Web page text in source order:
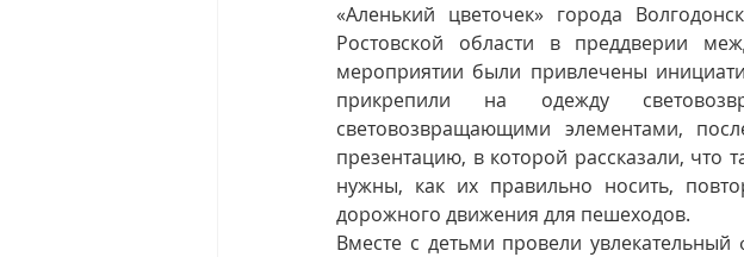
«Аленький цветочек» города
Ростовской области в преддверии
мероприятии были привлечены
прикрепили на одежду
световозвращающими элементами,
презентацию, в которой рассказали, что
нужны, как их правильно носить,
дорожного движения для пешеходов.
Вместе с детьми провели